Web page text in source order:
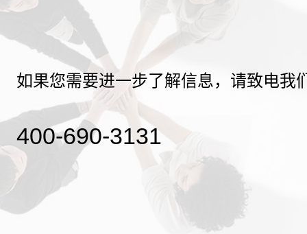
如果您需要进一步了解信息，请致电我
400-690-3131